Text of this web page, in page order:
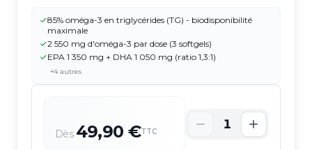
EPA + 1 050 mg DHA, ratio 1,3:1). Matière première Solutex®
(OMEGATEX® 4535TG) certifiée IFOS, sans métaux lourds,
sans goût ni odeur de poisson (Cleantex®). Certifié antidopage
Informed Sport.
85% oméga-3 en triglycérides (TG) - biodisponibilité
maximale
2 550 mg d'oméga-3 par dose (3 softgels)
EPA 1 350 mg + DHA 1 050 mg (ratio 1,3:1)
+4autres
Dès 49,90 €TTC 1